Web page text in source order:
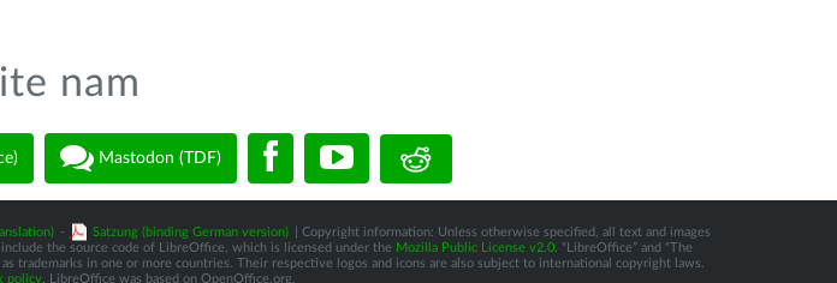
nam
Mastodon (TDF)
- Satzung (binding German version)
| Copyright information: Unless otherwise specified, all text and images
include the source code of LibreOffice, which is licensed under the Mozilla Public License v2.0 . “LibreOffice” and “The
trademarks in one or more countries. Their respective logos and icons are also subject to international copyright laws.
policy . LibreOffice was based on OpenOffice.org.